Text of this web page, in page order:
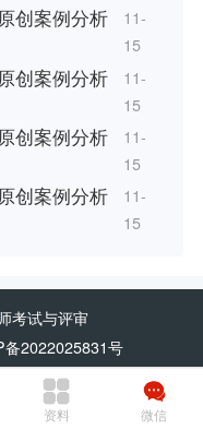
创案例分析
11-
15
创案例分析
11-
15
创案例分析
11-
15
创案例分析
11-
15
考试与评审
备2022025831号
资料 微信